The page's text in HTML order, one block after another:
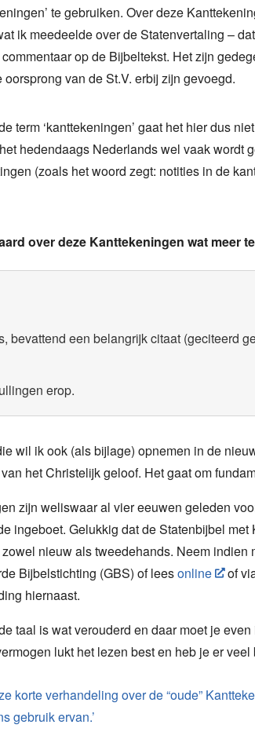
te gebruiken. Over deze
ik meedeelde over de Statenvertaling –
op de Bijbeltekst. Het zijn
van de St.V. erbij zijn gevoegd.
term ‘kanttekeningen’ gaat het hier dus
hedendaags Nederlands wel vaak wordt
(zoals het woord zegt: notities in de
over deze Kanttekeningen wat meer
bevattend een belangrijk citaat (geciteerd
erop.
wil ik ook (als bijlage) opnemen in de
het Christelijk geloof. Het gaat om
zijn weliswaar al vier eeuwen geleden
ingeboet. Gelukkig dat de Statenbijbel met
nieuw als tweedehands. Neem indien
Bijbelstichting (GBS) of leesonline of
hiernaast.
taal is wat verouderd en daar moet je
lukt het lezen best en heb je er veel
korte verhandeling over de “oude”
gebruik ervan.’